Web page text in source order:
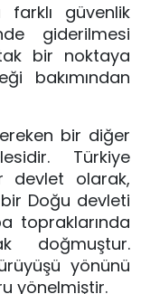
güvenlik
giderilmesi
bir noktaya
bakımından
bir diğer
Türkiye
devlet olarak,
Doğu devleti
topraklarında
doğmuştur.
yönünü
yönelmiştir.